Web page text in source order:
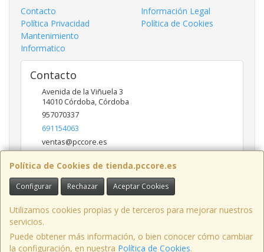
Política de Cookies de tienda.pccore.es
Configurar Rechazar Aceptar Cookies
Utilizamos cookies propias y de terceros para mejorar nuestros
servicios.
Puede obtener más información, o bien conocer cómo cambiar
la configuración, en nuestra Política de Cookies.
Contacto
Información Legal
Política Privacidad
Política de Cookies
Mantenimiento
Informatico
Contacto
Avenida de la Viñuela 3
14010 Córdoba, Córdoba
957070337
691154063
ventas@pccore.es
Horario
10-13:30
Avenida de la Viñuela nº 3, 14010, Córdoba, España. - C.I.F.: B56097777 -